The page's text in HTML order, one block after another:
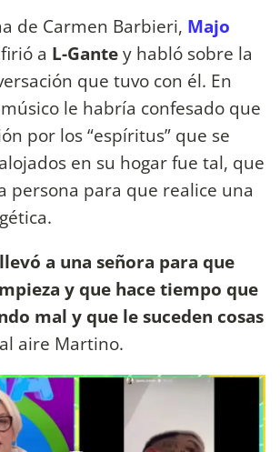
de Carmen Barbieri, Majo
a L-Gantey habló sobre la
que tuvo con él. En
le habría confesado que
por los “espíritus” que se
en su hogar fue tal, que
persona para que realice una
a una señora para que
y que hace tiempo que
mal y que le suceden cosas
aire Martino.